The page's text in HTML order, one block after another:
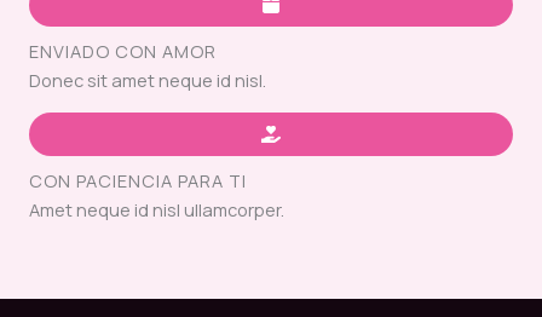
ENVIADO CON AMOR
Donec sit amet neque id nisl.
CON PACIENCIA PARA TI
Amet neque id nisl ullamcorper.